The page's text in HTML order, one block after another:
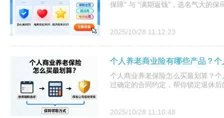
保障” 与 “满期返钱”，选名气大的
2025/10/28 11:12:23
个人养老商业险有哪些产品？
个人商业养老保险怎么买最划算？
过确定的合同约定，帮你锁定退休
2025/10/28 11:10:48